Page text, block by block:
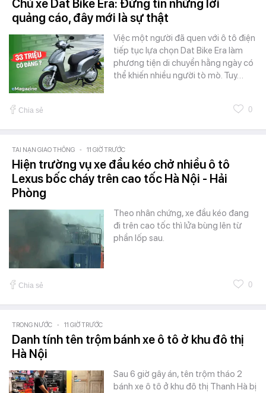
Chủ xe Dat Bike Era: Đừng tin những lời
quảng cáo, đây mới là sự thật
Việc một người đã quen với ô tô điện
tiếp tục lựa chọn Dat Bike Era làm
phương tiện di chuyển hằng ngày có
thể khiến nhiều người tò mò. Tuy…
Chia sẻ 0
TAI NẠN GIAO THÔNG - 11 GIỜ TRƯỚC
Hiện trường vụ xe đầu kéo chở nhiều ô tô
Lexus bốc cháy trên cao tốc Hà Nội - Hải
Phòng
Theo nhân chứng, xe đầu kéo đang
đi trên cao tốc thì lửa bùng lên từ
phần lốp sau.
Chia sẻ 0
TRONG NƯỚC - 11 GIỜ TRƯỚC
Danh tính tên trộm bánh xe ô tô ở khu đô thị
Hà Nội
Sau 6 giờ gây án, tên trộm tháo 2
bánh xe ô tô ở khu đô thị Thanh Hà bị